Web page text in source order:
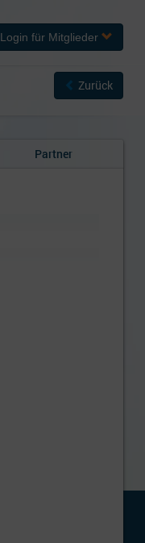
Partner
Zurück
Login für Mitglieder